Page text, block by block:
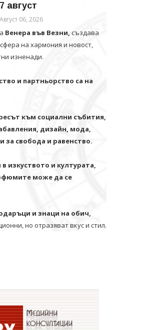
август
Август 06, 2026
Венера във Везни, създава
на хармония и новост,
изненади.
и партньорство са на
към социални събития,
дизайн, мода,
за свобода и равенство.
изкуството и културата,
може да се
и знаци на обич,
но отразяват вкус и стил.